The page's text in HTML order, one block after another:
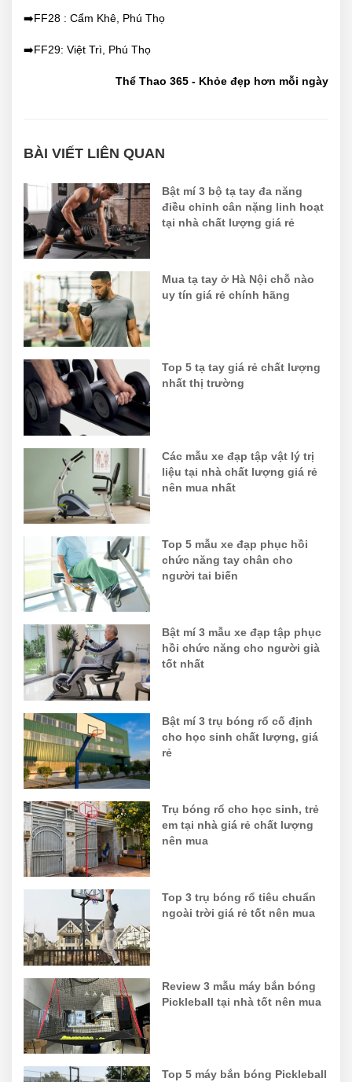
➡️FF28 : Cẩm Khê, Phú Thọ
➡️FF29: Việt Trì, Phú Thọ
Thể Thao 365 - Khỏe đẹp hơn mỗi ngày
BÀI VIẾT LIÊN QUAN
Bật mí 3 bộ tạ tay đa năng
điều chỉnh cân nặng linh hoạt
tại nhà chất lượng giá rẻ
Mua tạ tay ở Hà Nội chỗ nào
uy tín giá rẻ chính hãng
Top 5 tạ tay giá rẻ chất lượng
nhất thị trường
Các mẫu xe đạp tập vật lý trị
liệu tại nhà chất lượng giá rẻ
nên mua nhất
Top 5 mẫu xe đạp phục hồi
chức năng tay chân cho
người tai biến
Bật mí 3 mẫu xe đạp tập phục
hồi chức năng cho người già
tốt nhất
Bật mí 3 trụ bóng rổ cố định
cho học sinh chất lượng, giá
rẻ
Trụ bóng rổ cho học sinh, trẻ
em tại nhà giá rẻ chất lượng
nên mua
Top 3 trụ bóng rổ tiêu chuẩn
ngoài trời giá rẻ tốt nên mua
Review 3 mẫu máy bắn bóng
Pickleball tại nhà tốt nên mua
Top 5 máy bắn bóng Pickleball